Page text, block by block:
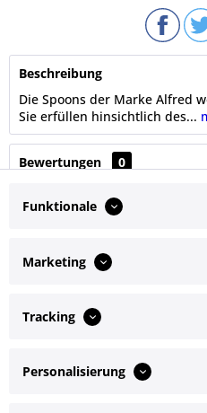
Beschreibung
Die Spoons der Marke Alfred
Sie erfüllen hinsichtlich des...
Bewertungen
0
Kunden haben sich ebenfalls
Service Hotline
Funktionale
Marketing
Tracking
Personalisierung